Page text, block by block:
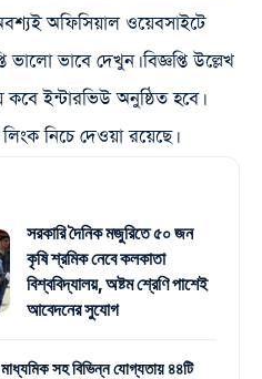
অফিসিয়াল ওয়েবসাইটে
ভালো ভাবে দেখুন। বিজ্ঞপ্তি উল্লেখ
কবে ইন্টারভিউ অনুষ্ঠিত হবে।
নিচে দেওয়া রয়েছে।
সরকারি দৈনিক মজুরিতে ৫০ জন
কৃষি শ্রমিক নেবে কলকাতা
বিশ্ববিদ্যালয়, অষ্টম শ্রেণি পাশেই
আবেদনের সুযোগ
সহ বিভিন্ন যোগ্যতায় ৪৪টি